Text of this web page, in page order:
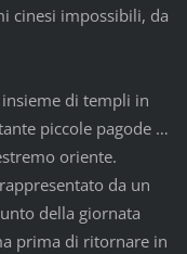
cinesi impossibili, da
di templi in
piccole pagode …
oriente.
da un
della giornata
prima di ritornare in